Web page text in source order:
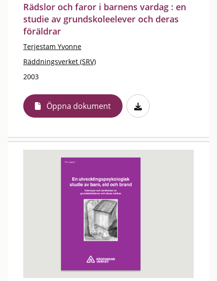
Rädslor och faror i barnens vardag : en
studie av grundskoleelever och deras
föräldrar
Terjestam Yvonne
Räddningsverket (SRV)
2003
Öppna dokument